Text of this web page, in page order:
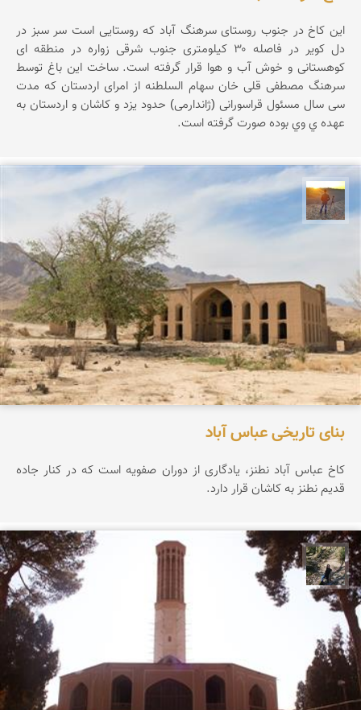
این کاخ در جنوب روستای سرهنگ آباد که روستایی است سر سبز در
دل کویر در فاصله ۳۰ کیلومتری جنوب شرقی زواره در منطقه ای
کوهستانی و خوش آب و هوا قرار گرفته است. ساخت این باغ توسط
سرهنگ مصطفی قلی خان سهام السلطنه از امرای اردستان که مدت
سی سال مسئول قراسورانی (ژاندارمی) حدود یزد و کاشان و اردستان به
عهده ي وي بوده صورت گرفته است.
مهدی مخلصیان
بنای تاریخی عباس آباد
کاخ عباس آباد نطنز، یادگاری از دوران صفویه است که در کنار جاده
قدیم نطنز به کاشان قرار دارد.
مونا سلطانی